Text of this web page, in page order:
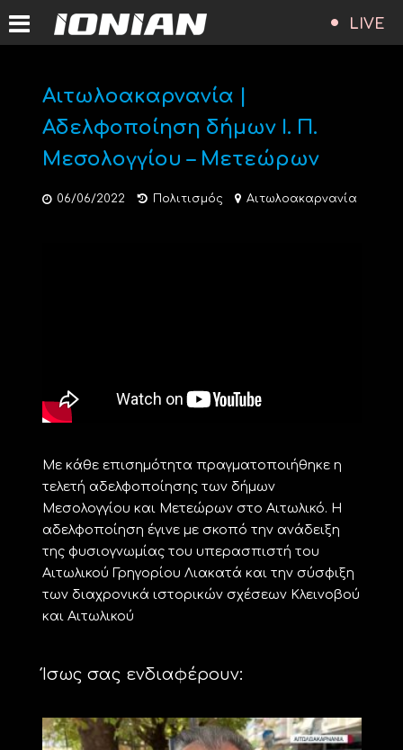
LIVE
Αιτωλοακαρνανία |
Αδελφοποίηση δήμων I. Π.
Μεσολογγίου – Μετεώρων
06/06/2022 Πολιτισμός Αιτωλοακαρνανία
Με κάθε επισημότητα πραγματοποιήθηκε η
τελετή αδελφοποίησης των δήμων
Μεσολογγίου και Μετεώρων στο Αιτωλικό. Η
αδελφοποίηση έγινε με σκοπό την ανάδειξη
της φυσιογνωμίας του υπερασπιστή του
Αιτωλικού Γρηγορίου Λιακατά και την σύσφιξη
των διαχρονικά ιστορικών σχέσεων Κλεινοβού
και Αιτωλικού
Ίσως σας ενδιαφέρουν: